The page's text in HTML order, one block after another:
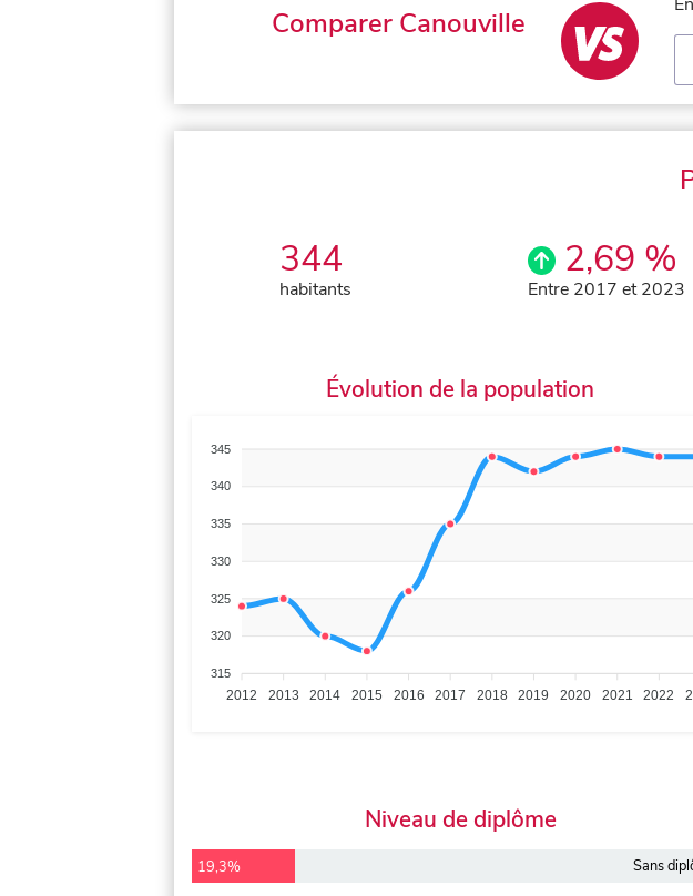
Comparer Canouville
344
habitants
2,69 %
Entre 2017 et 2023
Évolution de la population
345
340
335
330
325
320
315
2012 2013 2014 2015 2016 2017 2018 2019 2020 2021 2022
Niveau de diplôme
19,3% Sans